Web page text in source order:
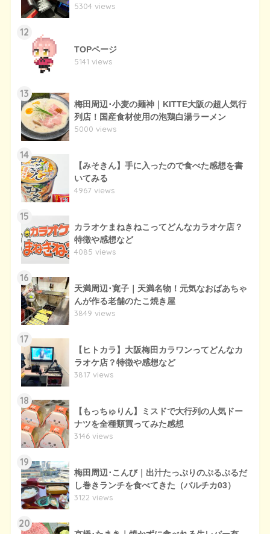
5304 views
12
TOPページ
5141 views
13
梅田周辺･小麦の麺神｜KITTE大阪の超人気行
列店！国産食材使用の泡鶏白湯ラーメン
5000 views
14
【みそきん】手に入ったので食べた感想を書
いてみる
4967 views
15
カラオケまねきねこってどんなカラオケ店？
特徴や感想など
4085 views
16
天満周辺･寛子｜天満名物！元気なおばあちゃ
んが作る老舗のたこ焼き屋
3849 views
17
【ヒトカラ】大阪梅田カラワンってどんなカ
ラオケ店？特徴や感想など
3817 views
18
【もっちゅりん】ミスドで大行列の人気ドー
ナツを全種類買ってみた感想
3146 views
19
梅田周辺･こんび｜出汁たっぷりのぷるぷるだ
し巻きランチを食べてきた（バルチカ03）
3122 views
20